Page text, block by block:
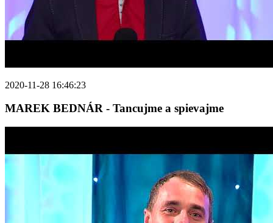
2020-11-28 16:46:23
MAREK BEDNÁR - Tancujme a spievajme